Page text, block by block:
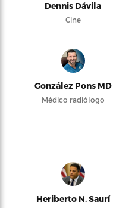
Dennis Dávila
Cine
González Pons MD
Médico radiólogo
Heriberto N. Saurí